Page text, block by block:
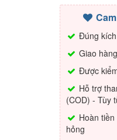
Đúng
Giao
Được
Hỗ trợ
(COD) - Tùy
Hoàn
hỏng